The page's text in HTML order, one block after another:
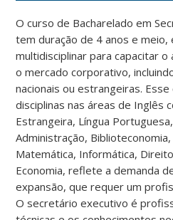
O curso de Bacharelado em
tem duração de 4 anos e meio,
multidisciplinar para capacitar
o mercado corporativo,
nacionais ou estrangeiras. Esse
disciplinas nas áreas de Inglês
Estrangeira, Língua
Administração,
Matemática, Informática,
Economia, reflete a demanda
expansão, que requer um
O secretário executivo é